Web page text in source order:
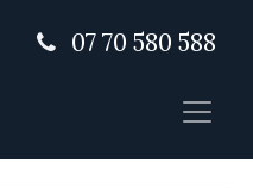
07 70 580 588